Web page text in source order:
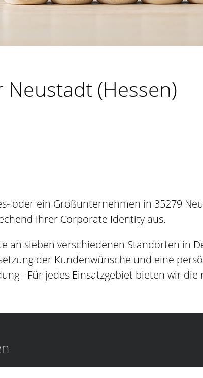
(Hessen)
oder ein Großunternehmen in 35279
ihrer Corporate Identity aus.
an sieben verschiedenen Standorten in
der Kundenwünsche und eine
- Für jedes Einsatzgebiet bieten wir die